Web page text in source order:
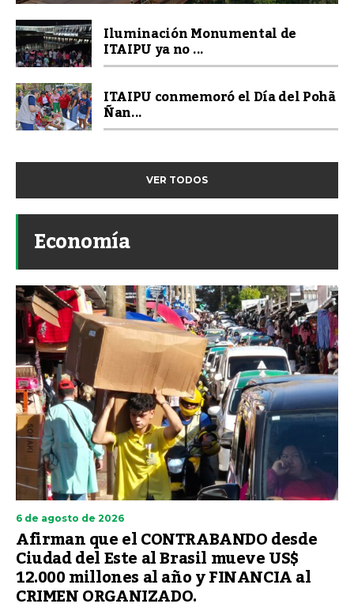
Iluminación Monumental de
ITAIPU ya no ...
ITAIPU conmemoró el Día del Pohã
Ñan...
VER TODOS
Economía
6 de agosto de 2026
Afirman que el CONTRABANDO desde
Ciudad del Este al Brasil mueve US$
12.000 millones al año y FINANCIA al
CRIMEN ORGANIZADO.